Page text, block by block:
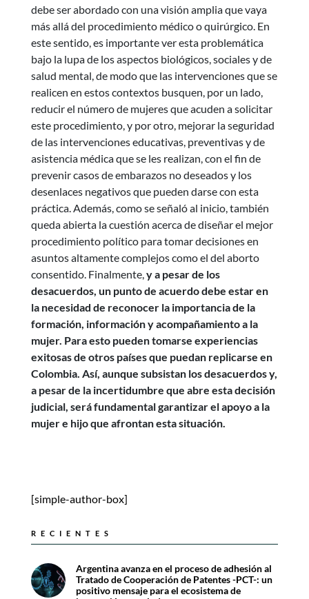
debe ser abordado con una visión amplia que vaya
más allá del procedimiento médico o quirúrgico. En
este sentido, es importante ver esta problemática
bajo la lupa de los aspectos biológicos, sociales y de
salud mental, de modo que las intervenciones que se
realicen en estos contextos busquen, por un lado,
reducir el número de mujeres que acuden a solicitar
este procedimiento, y por otro, mejorar la seguridad
de las intervenciones educativas, preventivas y de
asistencia médica que se les realizan, con el fin de
prevenir casos de embarazos no deseados y los
desenlaces negativos que pueden darse con esta
práctica. Además, como se señaló al inicio, también
queda abierta la cuestión acerca de diseñar el mejor
procedimiento político para tomar decisiones en
asuntos altamente complejos como el del aborto
consentido. Finalmente, y a pesar de los
desacuerdos, un punto de acuerdo debe estar en
la necesidad de reconocer la importancia de la
formación, información y acompañamiento a la
mujer. Para esto pueden tomarse experiencias
exitosas de otros países que puedan replicarse en
Colombia. Así, aunque subsistan los desacuerdos y,
a pesar de la incertidumbre que abre esta decisión
judicial, será fundamental garantizar el apoyo a la
mujer e hijo que afrontan esta situación.
[simple-author-box]
RECIENTES
Argentina avanza en el proceso de adhesión al
Tratado de Cooperación de Patentes -PCT-: un
positivo mensaje para el ecosistema de